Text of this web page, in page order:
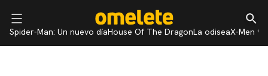
Spider-Man: Un nuevo díaHouse Of The DragonLa odiseaX-Men 97